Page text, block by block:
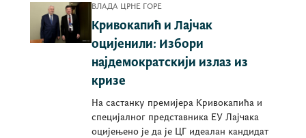
ВЛАДА ЦРНЕ ГОРЕ
Кривокапић и Лајчак
оцијенили: Избори
најдемократскији излаз из
кризе
На састанку премијера Кривокапића и
специјалног представника ЕУ Лајчака
оцијењено је да је ЦГ идеалан кандидат